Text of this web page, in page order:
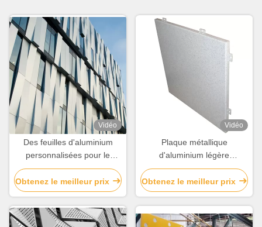
Vidéo
Des feuilles d'aluminium
personnalisées pour le
revêtement / la décoration
des murs de rideau
Obtenez le meilleur prix
Vidéo
Plaque métallique
d'aluminium légère
personnalisée
Obtenez le meilleur prix